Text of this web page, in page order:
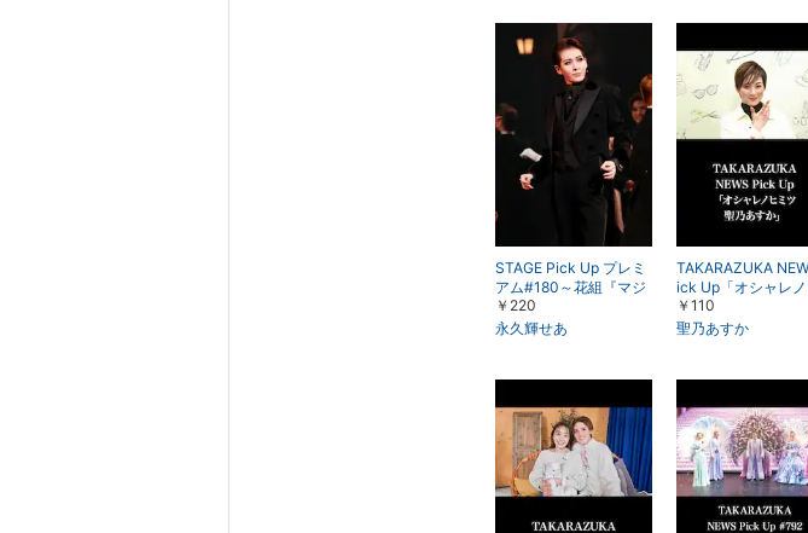
STAGE Pick Up プレミ
アム#180～花組『マジ
シャンの憂鬱』（’25
年・博多座）より～
￥220
永久輝せあ
TAKARAZUKA
ick Up「オシャレノ
ミツ 聖乃あすか」
￥110
聖乃あすか